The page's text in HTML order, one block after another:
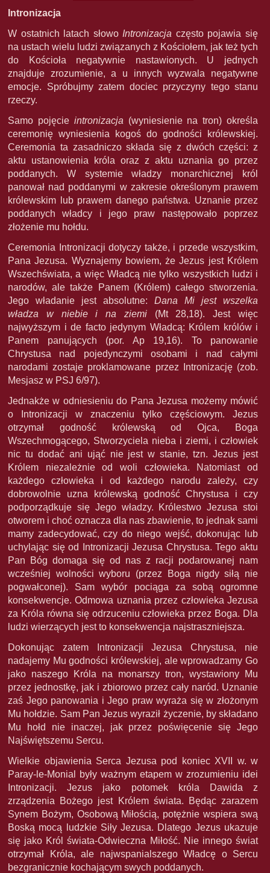
Intronizacja
W ostatnich latach słowo Intronizacja często pojawia się
na ustach wielu ludzi związanych z Kościołem, jak też tych
do Kościoła negatywnie nastawionych. U jednych
znajduje zrozumienie, a u innych wyzwala negatywne
emocje. Spróbujmy zatem dociec przyczyny tego stanu
rzeczy.
Samo pojęcie intronizacja (wyniesienie na tron) określa
ceremonię wyniesienia kogoś do godności królewskiej.
Ceremonia ta zasadniczo składa się z dwóch części: z
aktu ustanowienia króla oraz z aktu uznania go przez
poddanych. W systemie władzy monarchicznej król
panował nad poddanymi w zakresie określonym prawem
królewskim lub prawem danego państwa. Uznanie przez
poddanych władcy i jego praw następowało poprzez
złożenie mu hołdu.
Ceremonia Intronizacji dotyczy także, i przede wszystkim,
Pana Jezusa. Wyznajemy bowiem, że Jezus jest Królem
Wszechświata, a więc Władcą nie tylko wszystkich ludzi i
narodów, ale także Panem (Królem) całego stworzenia.
Jego władanie jest absolutne: Dana Mi jest wszelka
władza w niebie i na ziemi(Mt 28,18). Jest więc
najwyższym i de facto jedynym Władcą: Królem królów i
Panem panujących (por. Ap 19,16). To panowanie
Chrystusa nad pojedynczymi osobami i nad całymi
narodami zostaje proklamowane przez Intronizację (zob.
Mesjasz w PSJ 6/97).
Jednakże w odniesieniu do Pana Jezusa możemy mówić
o Intronizacji w znaczeniu tylko częściowym. Jezus
otrzymał godność królewską od Ojca, Boga
Wszechmogącego, Stworzyciela nieba i ziemi, i człowiek
nic tu dodać ani ująć nie jest w stanie, tzn. Jezus jest
Królem niezależnie od woli człowieka. Natomiast od
każdego człowieka i od każdego narodu zależy, czy
dobrowolnie uzna królewską godność Chrystusa i czy
podporządkuje się Jego władzy. Królestwo Jezusa stoi
otworem i choć oznacza dla nas zbawienie, to jednak sami
mamy zadecydować, czy do niego wejść, dokonując lub
uchylając się od Intronizacji Jezusa Chrystusa. Tego aktu
Pan Bóg domaga się od nas z racji podarowanej nam
wcześniej wolności wyboru (przez Boga nigdy siłą nie
pogwałconej). Sam wybór pociąga za sobą ogromne
konsekwencje. Odmowa uznania przez człowieka Jezusa
za Króla równa się odrzuceniu człowieka przez Boga. Dla
ludzi wierzących jest to konsekwencja najstraszniejsza.
Dokonując zatem Intronizacji Jezusa Chrystusa, nie
nadajemy Mu godności królewskiej, ale wprowadzamy Go
jako naszego Króla na monarszy tron, wystawiony Mu
przez jednostkę, jak i zbiorowo przez cały naród. Uznanie
zaś Jego panowania i Jego praw wyraża się w złożonym
Mu hołdzie. Sam Pan Jezus wyraził życzenie, by składano
Mu hołd nie inaczej, jak przez poświęcenie się Jego
Najświętszemu Sercu.
Wielkie objawienia Serca Jezusa pod koniec XVII w. w
Paray-le-Monial były ważnym etapem w zrozumieniu idei
Intronizacji. Jezus jako potomek króla Dawida z
zrządzenia Bożego jest Królem świata. Będąc zarazem
Synem Bożym, Osobową Miłością, potężnie wspiera swą
Boską mocą ludzkie Siły Jezusa. Dlatego Jezus ukazuje
się jako Król świata-Odwieczna Miłość. Nie innego świat
otrzymał Króla, ale najwspanialszego Władcę o Sercu
bezgranicznie kochającym swych poddanych.